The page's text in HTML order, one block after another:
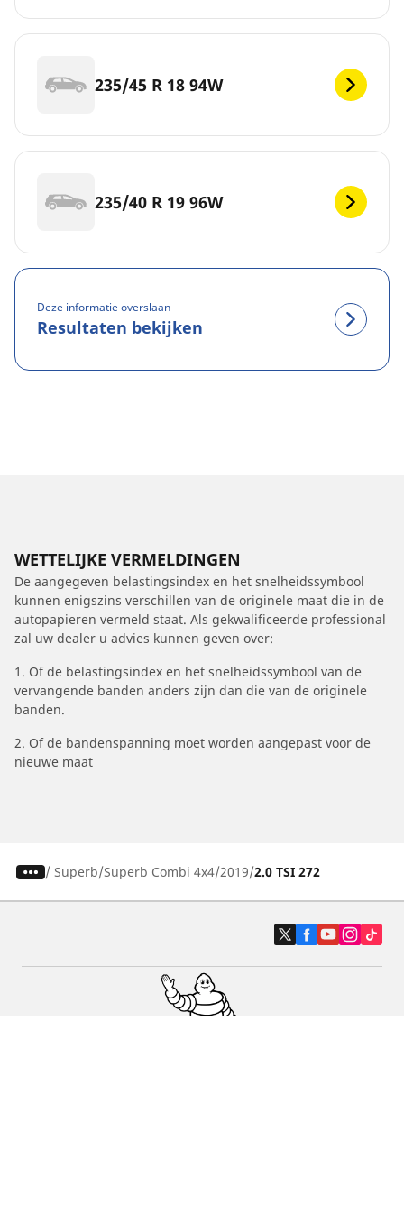
235/45 R 18 94W
235/40 R 19 96W
Deze informatie overslaan
Resultaten bekijken
WETTELIJKE VERMELDINGEN
De aangegeven belastingsindex en het snelheidssymbool
kunnen enigszins verschillen van de originele maat die in de
autopapieren vermeld staat. Als gekwalificeerde professional
zal uw dealer u advies kunnen geven over:
1. Of de belastingsindex en het snelheidssymbool van de
vervangende banden anders zijn dan die van de originele
banden.
2. Of de bandenspanning moet worden aangepast voor de
nieuwe maat
/ Superb Superb Combi 4x4 2019 2.0 TSI 272